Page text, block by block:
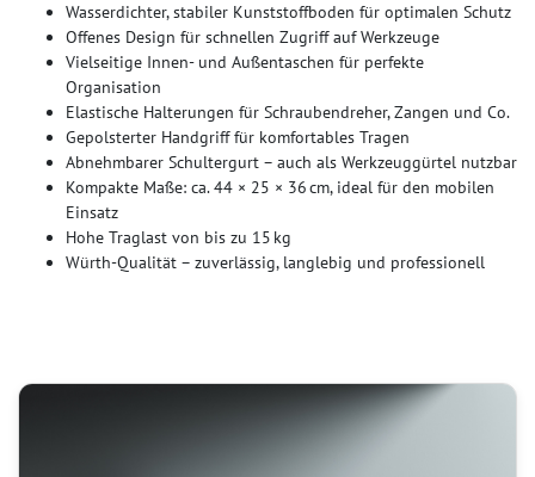
Wasserdichter, stabiler Kunststoffboden für optimalen Schutz
Offenes Design für schnellen Zugriff auf Werkzeuge
Vielseitige Innen- und Außentaschen für perfekte
Organisation
Elastische Halterungen für Schraubendreher, Zangen und Co.
Gepolsterter Handgriff für komfortables Tragen
Abnehmbarer Schultergurt – auch als Werkzeuggürtel nutzbar
Kompakte Maße: ca. 44 × 25 × 36 cm, ideal für den mobilen
Einsatz
Hohe Traglast von bis zu 15 kg
Würth-Qualität – zuverlässig, langlebig und professionell